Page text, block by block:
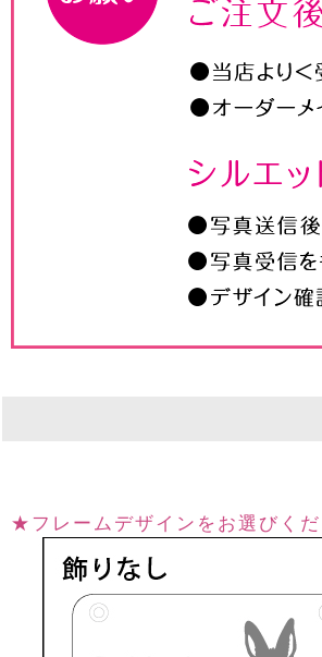
仕上げ等
★フレームデザインをお選びくだ